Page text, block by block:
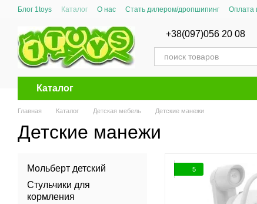
Перейти к основному контенту
Блог 1toys Каталог О нас Стать дилером/дропшипинг Оплата
+38(097)056 20 08
Каталог
Главная Каталог Детская мебель Детские манежи
Детские манежи
5
Мольберт детский
Стульчики для
кормления